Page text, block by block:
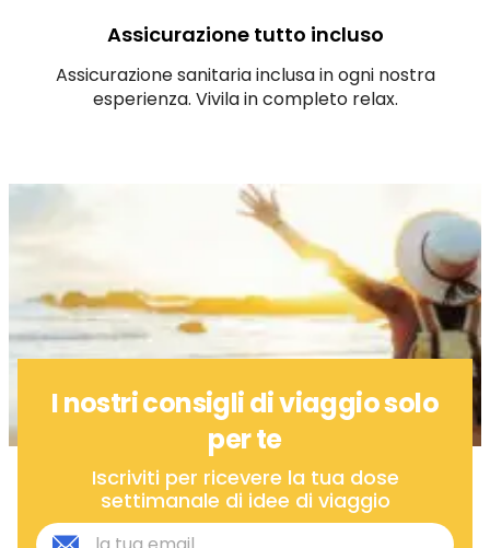
Assicurazione tutto incluso
Assicurazione sanitaria inclusa in ogni nostra
esperienza. Vivila in completo relax.
I nostri consigli di viaggio solo
per te
Iscriviti per ricevere la tua dose
settimanale di idee di viaggio
E